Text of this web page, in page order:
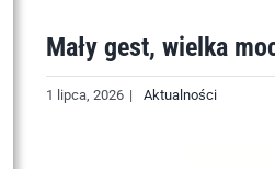
Mały gest, wielka
1 lipca, 2026 | Aktualności